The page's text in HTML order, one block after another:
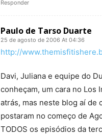
Responder
Paulo de Tarso Duarte
25 de agosto de 2006 At 04:36
http://
Davi, Juliana e equipe do
conheçam, um cara no Los
atrás, mas neste blog aí de
postaram no começo de
TODOS os episódios da